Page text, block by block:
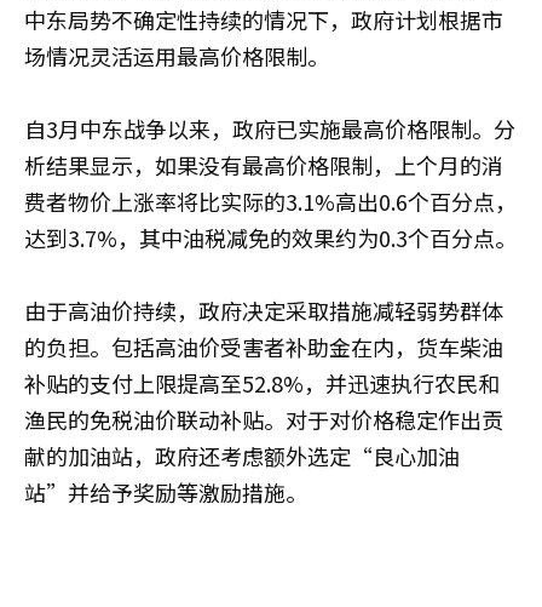
中东局势不确定性持续的情况下，政府计划根据市
场情况灵活运用最高价格限制。
自3月中东战争以来，政府已实施最高价格限制。分
析结果显示，如果没有最高价格限制，上个月的消
费者物价上涨率将比实际的3.1%高出0.6个百分点，
达到3.7%，其中油税减免的效果约为0.3个百分点。
由于高油价持续，政府决定采取措施减轻弱势群体
的负担。包括高油价受害者补助金在内，货车柴油
补贴的支付上限提高至52.8%，并迅速执行农民和
渔民的免税油价联动补贴。对于对价格稳定作出贡
献的加油站，政府还考虑额外选定“良心加油
站”并给予奖励等激励措施。